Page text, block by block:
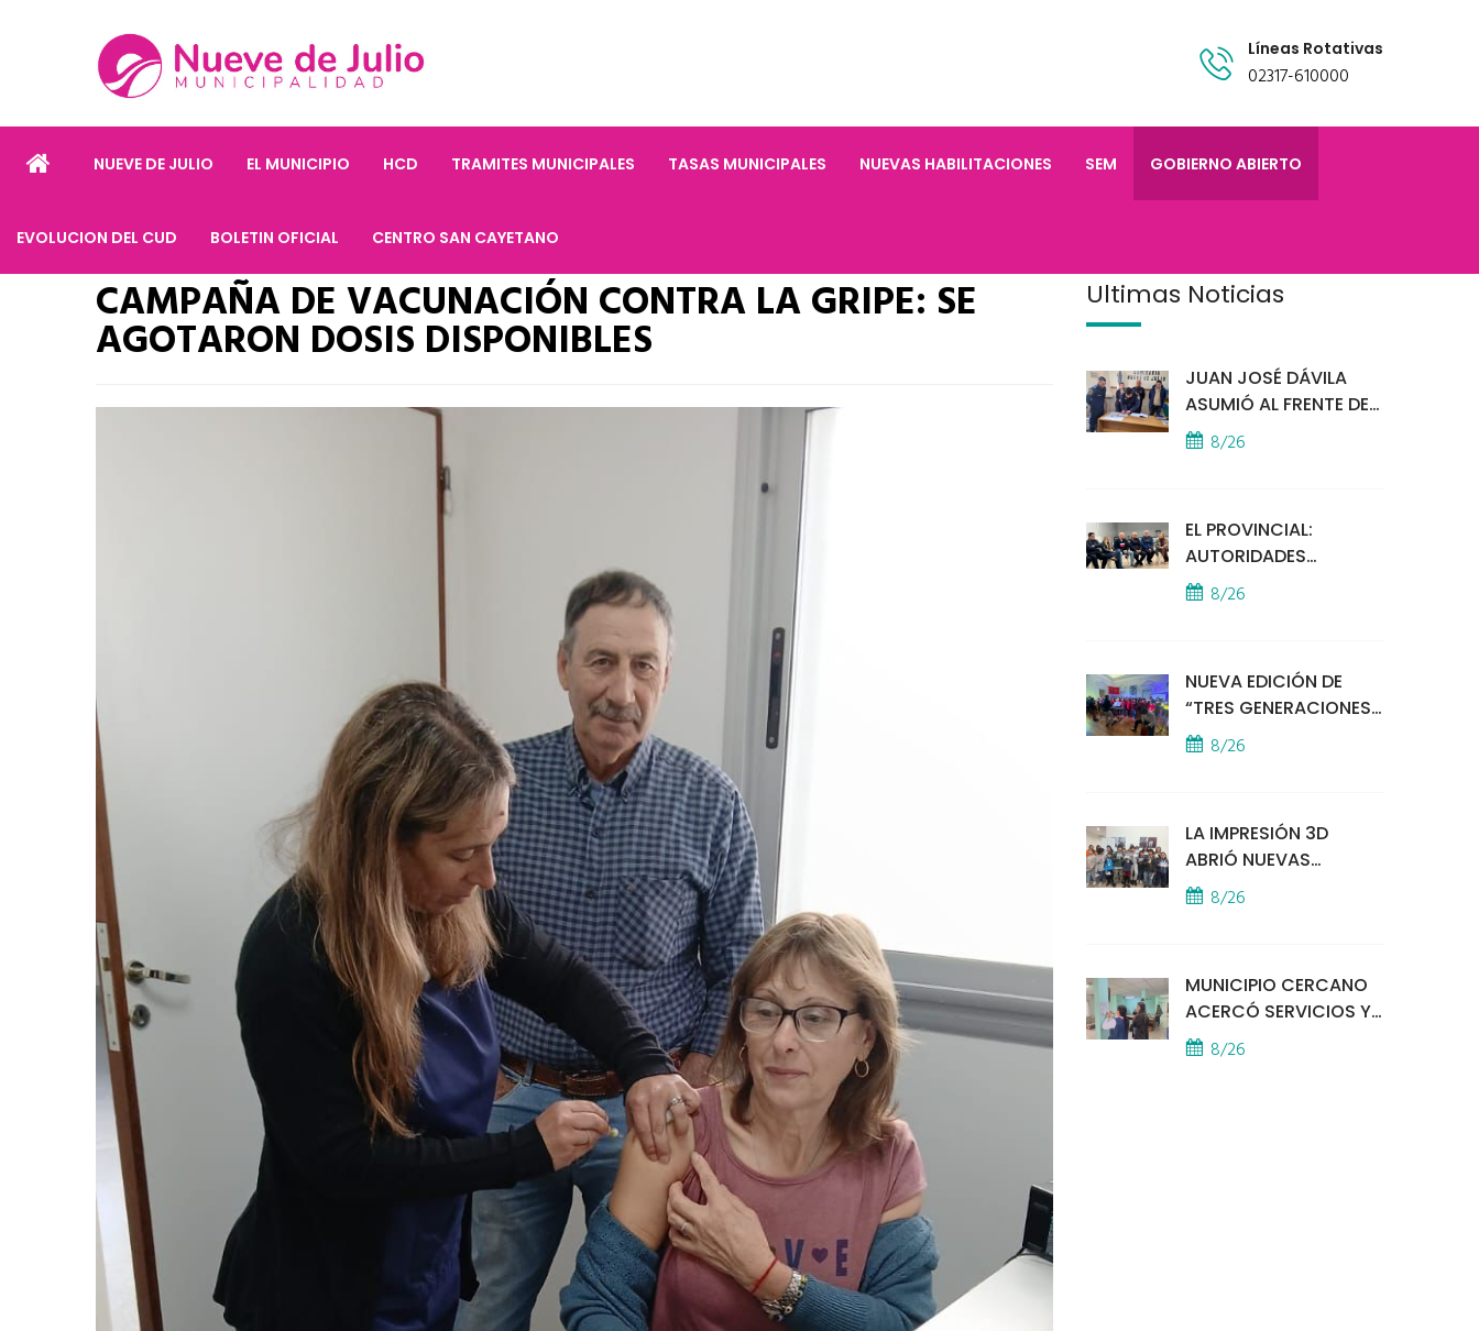
Líneas Rotativas
02317-610000
NUEVE DE JULIO EL MUNICIPIO HCD TRAMITES MUNICIPALES TASAS MUNICIPALES NUEVAS HABILITACIONES SEM GOBIERNO ABIERTO
EVOLUCION DEL CUD BOLETIN OFICIAL CENTRO SAN CAYETANO
CAMPAÑA DE VACUNACIÓN CONTRA LA GRIPE: SE
AGOTARON DOSIS DISPONIBLES
Últimas Noticias
JUAN JOSÉ DÁVILA
ASUMIÓ AL FRENTE DE
LA POLICÍA COMUNAL
8/26
EL PROVINCIAL:
AUTORIDADES
MUNICIPALES
MANTUVIERON UN
SEGURIDAD
8/26
NUEVA EDICIÓN DE
“TRES GENERACIONES
CANTAN”
8/26
LA IMPRESIÓN 3D
ABRIÓ NUEVAS
PUERTAS AL
APRENDIZAJE Y LA
8/26
MUNICIPIO CERCANO
ACERCÓ SERVICIOS Y
ATENCIÓN A LOS
VECINOS EL
8/26